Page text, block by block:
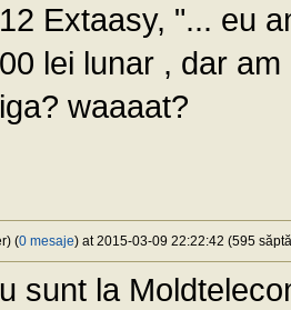
Extaasy, "... eu
lei lunar , dar
waaaat?
(0 mesaje) at 2015-03-09 22:22:42 (595
sunt la